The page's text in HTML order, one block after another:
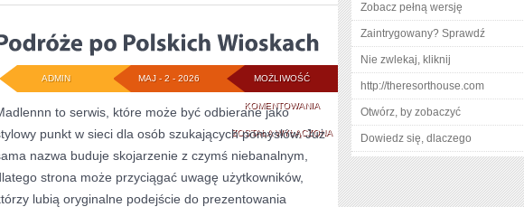
MOŻLIWOŚĆ
KOMENTOWANIAPODRÓŻE
PO
POLSKICH
WIOSKACH
ZOSTAŁA WYŁĄCZONA
MAJ - 2 - 2026
ADMIN
to serwis, które może być odbierane jako
punkt w sieci dla osób szukających pomysłów. Już
nazwa buduje skojarzenie z czymś niebanalnym,
strona może przyciągać uwagę użytkowników,
lubią oryginalne podejście do prezentowania
Zobacz pełną wersję
Zaintrygowany? Sprawdź
Nie zwlekaj, kliknij
http://theresorthouse.com
Otwórz, by zobaczyć
Dowiedz się, dlaczego